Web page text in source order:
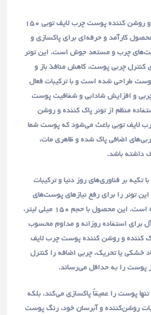
تونر پاک کننده و روشن کننده پوست چرب لایف توبی ۱۵۰
کارآمد و حرفه‌ای برای پاکسازی و
چرب و مستعد جوش است. این تونر
کنترل چربی پوست، کاهش منافذ باز و
طراحی شده است و با ترکیبات فعال
و افزایش شادابی و شفافیت پوست
منظم از تونر پاک کننده و روشن
لایف توبی باعث می‌شود که پوست شما
اضافی پاک شده و ظاهری مات،
باشد.
تکیه بر فناوری‌های روز دنیا و ترکیبات
تونر را برای رفع نیازهای پوست‌های
چرب تولید کرده است. این محصول با حجم ۱۵۰ میلی لیتر،
برای استفاده روزانه و مداوم محسوب
کننده و روشن کننده پوست چرب لایف
خشکی یا تحریک، چربی اضافه را کنترل
پوست را به حداقل می‌رساند.
پوست را عمیقاً پاکسازی می‌کند، بلکه
روشن‌کننده و آبرسان خود، رنگ پوست